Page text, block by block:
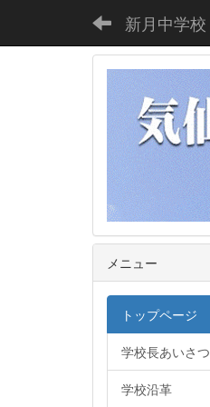
新月中学校
メニュー
トップページ
学校長あいさつ
学校沿革